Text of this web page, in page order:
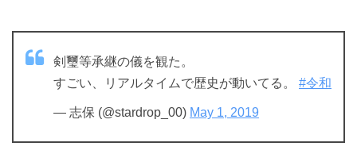
剣璽等承継の儀を観た。
すごい、リアルタイムで歴史が動いてる。 #令和
— 志保 (@stardrop_00) May 1, 2019